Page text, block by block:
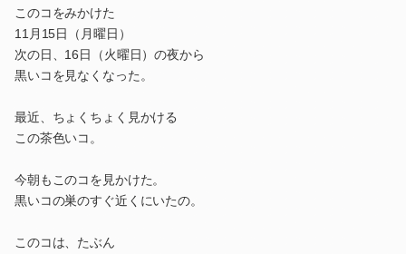
このコをみかけた
11月15日（月曜日）
次の日、16日（火曜日）の夜から
黒いコを見なくなった。
最近、ちょくちょく見かける
この茶色いコ。
今朝もこのコを見かけた。
黒いコの巣のすぐ近くにいたの。
このコは、たぶん